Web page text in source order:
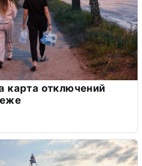
карта отключений